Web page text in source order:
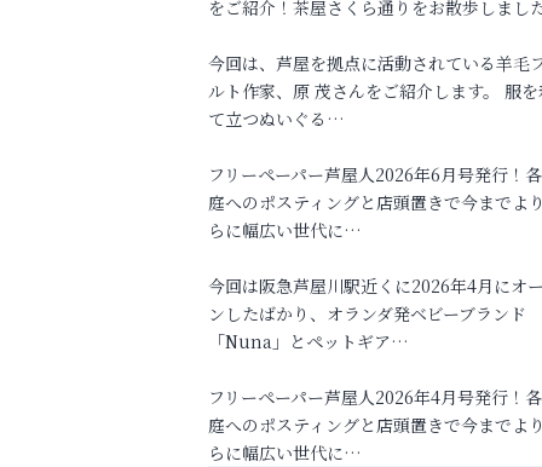
をご紹介！茶屋さくら通りをお散歩しまし
今回は、芦屋を拠点に活動されている羊毛
ルト作家、原 茂さんをご紹介します。 服を
て立つぬいぐる…
フリーペーパー芦屋人2026年6月号発行！
庭へのポスティングと店頭置きで今までよ
らに幅広い世代に…
今回は阪急芦屋川駅近くに2026年4月にオ
ンしたばかり、オランダ発ベビーブランド
「Nuna」とペットギア…
フリーペーパー芦屋人2026年4月号発行！
庭へのポスティングと店頭置きで今までよ
らに幅広い世代に…